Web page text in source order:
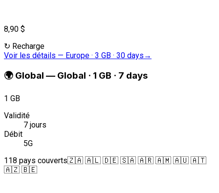
8,90 $
↻ Recharge
Voir les détails — Europe · 3 GB · 30 days →
🌍 Global — Global · 1 GB · 7 days
1 GB
Validité
7 jours
Débit
5G
118 pays couverts🇿🇦 🇦🇱 🇩🇪 🇸🇦 🇦🇷 🇦🇲 🇦🇺 🇦🇹
🇦🇿 🇧🇪